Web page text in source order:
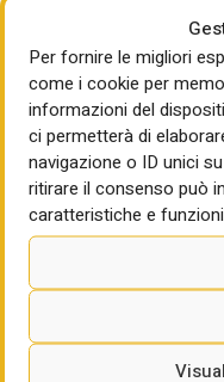
Per fornire le migliori
come i cookie per
informazioni del
ci permetterà di
navigazione o ID unici
ritirare il consenso può
caratteristiche e
salute e sicurezza sul
tutte le prestazioni
1.170 giorni dei quali 90
esecutiva e 1.080 giorni
sarà suddivisa in 5 fasi:
H, 150 giorni; seconda
giorni; terza fase,
quarta fase, intervento
fase, intervento sui
Termine per la
Per approfondire:
https://